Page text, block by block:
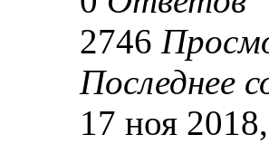
2746
Последнее
17 ноя